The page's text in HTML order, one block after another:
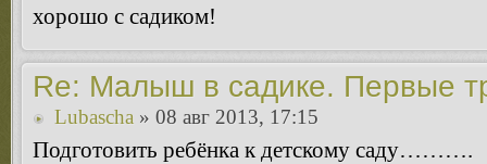
хорошо с садиком!
Re: Малыш в садике. Первые
Lubascha » 08 авг 2013, 17:15
Подготовить ребёнка к детскому саду……….